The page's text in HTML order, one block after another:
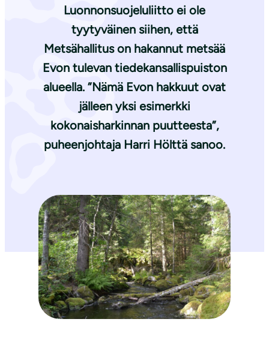
Luonnonsuojeluliitto ei ole
tyytyväinen siihen, että
Metsähallitus on hakannut metsää
Evon tulevan tiedekansallispuiston
alueella. ”Nämä Evon hakkuut ovat
jälleen yksi esimerkki
kokonaisharkinnan puutteesta”,
puheenjohtaja Harri Hölttä sanoo.